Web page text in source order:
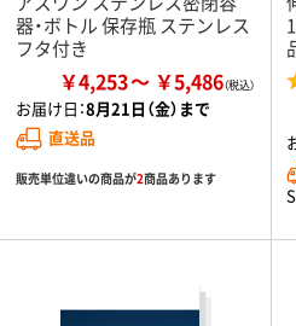
器・ボトル 保存瓶 ステンレス
フタ付き
￥4,253 ￥5,486
お届け日：8月21日（金）まで
直送品
販売単位違いの商品が2商品あります